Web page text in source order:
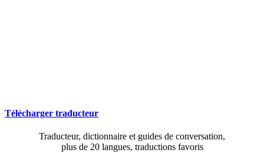
Télécharger traducteur
Traducteur, dictionnaire et guides de conversation,
plus de 20 langues, traductions favoris